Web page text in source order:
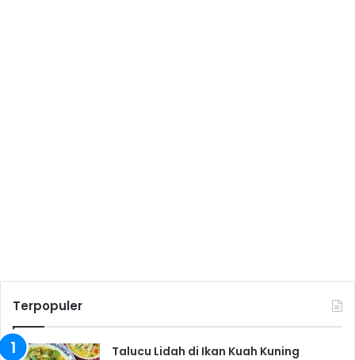
Terpopuler
Talucu Lidah di Ikan Kuah Kuning